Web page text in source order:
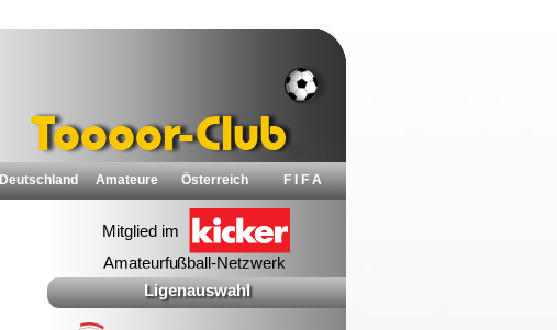
Deutschland Amateure Österreich F I F A
Ligenauswahl